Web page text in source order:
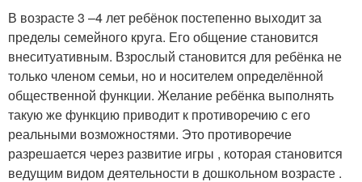
В возрасте 3 –4 лет ребёнок постепенно выходит за
пределы семейного круга. Его общение становится
внеситуативным. Взрослый становится для ребёнка не
только членом семьи, но и носителем определённой
общественной функции. Желание ребёнка выполнять
такую же функцию приводит к противоречию с его
реальными возможностями. Это противоречие
разрешается через развитие игры , которая становится
ведущим видом деятельности в дошкольном возрасте .